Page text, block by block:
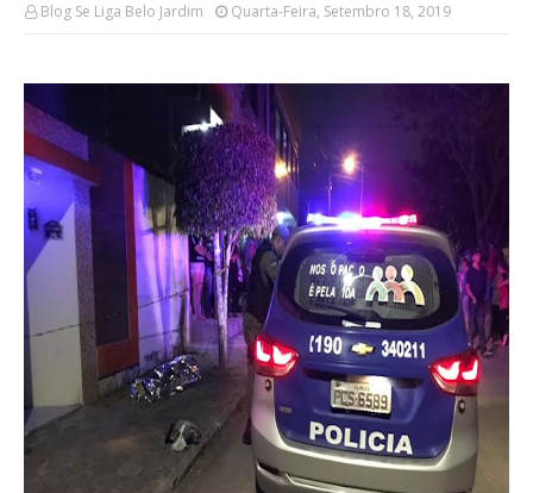
Blog Se Liga Belo Jardim Quarta-Feira, Setembro 18, 2019